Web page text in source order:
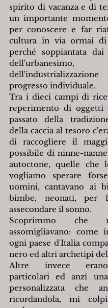
spirito di vacanza e di
un importante
per conoscere e far
cultura in via ormai di
perché soppiantata
dell'urbanesimo,
progresso individuale.
Tra i dieci campi di
reperimento di oggetti
passato della
della caccia al tesoro
di raccogliere il
possibile di ninne-
autoctone, quelle che
vogliamo sperare
uomini, cantavano ai
bimbe, neonati, per
assecondare il sonno.
Scoprimmo che
assomigliavano: come
ogni paese d'Italia
nero ed altri archetipi
Altre invece
particolari ed anzi
personalizzata che
ricordandola, mi